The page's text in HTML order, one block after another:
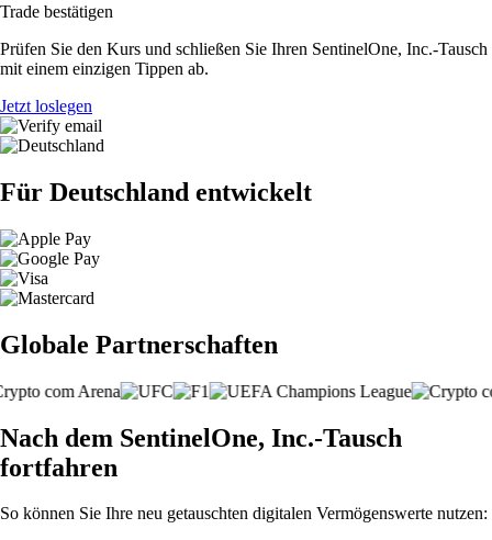
Trade bestätigen
Prüfen Sie den Kurs und schließen Sie Ihren SentinelOne, Inc.-Tausch
mit einem einzigen Tippen ab.
Jetzt loslegen
Für Deutschland entwickelt
Globale Partnerschaften
Nach dem SentinelOne, Inc.-Tausch
fortfahren
So können Sie Ihre neu getauschten digitalen Vermögenswerte nutzen: